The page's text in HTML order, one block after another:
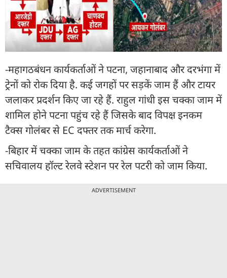
-महागठबंधन कार्यकर्ताओं ने पटना, जहानाबाद और दरभंगा में
ट्रेनों को रोक दिया है. कई जगहों पर सड़कें जाम हैं और टायर
जलाकर प्रदर्शन किए जा रहे हैं. राहुल गांधी इस चक्का जाम में
शामिल होने पटना पहुंच रहे हैं जिसके बाद विपक्ष इनकम
टैक्स गोलंबर से EC दफ्तर तक मार्च करेगा.
-बिहार में चक्का जाम के तहत कांग्रेस कार्यकर्ताओं ने
सचिवालय हॉल्ट रेलवे स्टेशन पर रेल पटरी को जाम किया.
ADVERTISEMENT